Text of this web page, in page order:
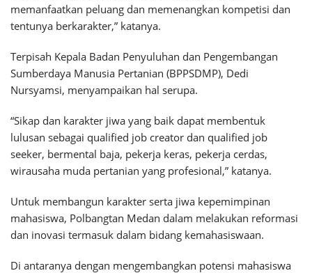
memanfaatkan peluang dan memenangkan kompetisi dan
tentunya berkarakter,” katanya.
Terpisah Kepala Badan Penyuluhan dan Pengembangan
Sumberdaya Manusia Pertanian (BPPSDMP), Dedi
Nursyamsi, menyampaikan hal serupa.
“Sikap dan karakter jiwa yang baik dapat membentuk
lulusan sebagai qualified job creator dan qualified job
seeker, bermental baja, pekerja keras, pekerja cerdas,
wirausaha muda pertanian yang profesional,” katanya.
Untuk membangun karakter serta jiwa kepemimpinan
mahasiswa, Polbangtan Medan dalam melakukan reformasi
dan inovasi termasuk dalam bidang kemahasiswaan.
Di antaranya dengan mengembangkan potensi mahasiswa